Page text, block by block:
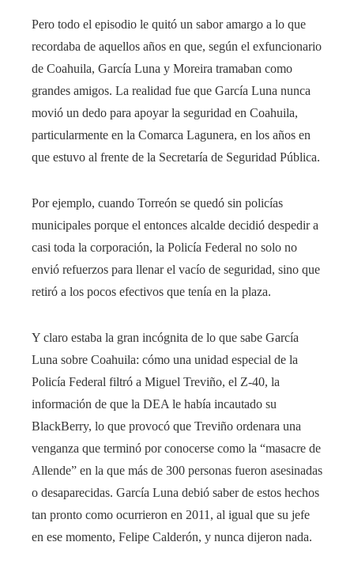
Pero todo el episodio le quitó un sabor amargo a lo que
recordaba de aquellos años en que, según el exfuncionario
de Coahuila, García Luna y Moreira tramaban como
grandes amigos. La realidad fue que García Luna nunca
movió un dedo para apoyar la seguridad en Coahuila,
particularmente en la Comarca Lagunera, en los años en
que estuvo al frente de la Secretaría de Seguridad Pública.
Por ejemplo, cuando Torreón se quedó sin policías
municipales porque el entonces alcalde decidió despedir a
casi toda la corporación, la Policía Federal no solo no
envió refuerzos para llenar el vacío de seguridad, sino que
retiró a los pocos efectivos que tenía en la plaza.
Y claro estaba la gran incógnita de lo que sabe García
Luna sobre Coahuila: cómo una unidad especial de la
Policía Federal filtró a Miguel Treviño, el Z-40, la
información de que la DEA le había incautado su
BlackBerry, lo que provocó que Treviño ordenara una
venganza que terminó por conocerse como la “masacre de
Allende” en la que más de 300 personas fueron asesinadas
o desaparecidas. García Luna debió saber de estos hechos
tan pronto como ocurrieron en 2011, al igual que su jefe
en ese momento, Felipe Calderón, y nunca dijeron nada.